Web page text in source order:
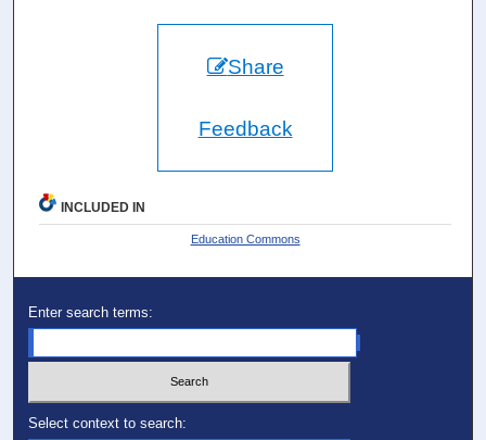
Share
Feedback
INCLUDED IN
Education Commons
Enter search terms:
Select context to search: